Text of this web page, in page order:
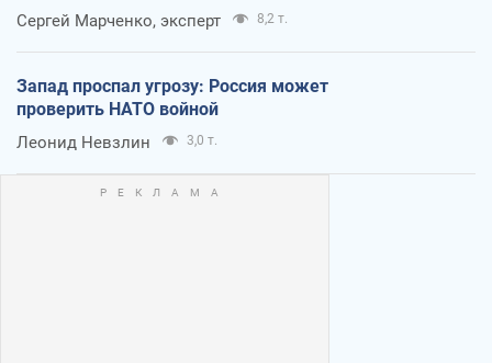
Сергей Марченко, эксперт 8,2 т.
Запад проспал угрозу: Россия может
проверить НАТО войной
Леонид Невзлин 3,0 т.